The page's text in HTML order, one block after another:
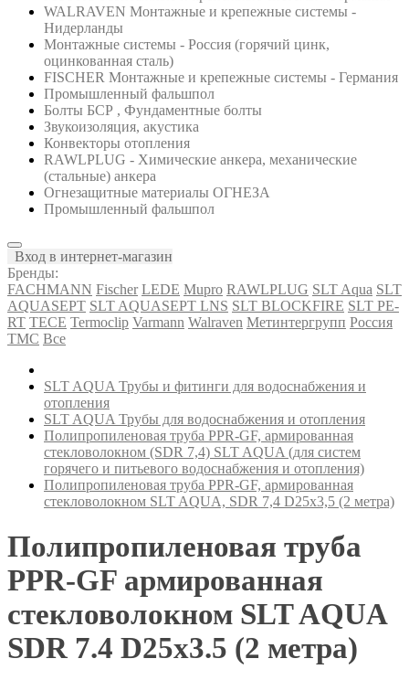
WALRAVEN Монтажные и крепежные системы -
Нидерланды
Монтажные системы - Россия (горячий цинк,
оцинкованная сталь)
FISCHER Монтажные и крепежные системы - Германия
Промышленный фальшпол
Болты БСР , Фундаментные болты
Звукоизоляция, акустика
Конвекторы отопления
RAWLPLUG - Химические анкера, механические
(стальные) анкера
Огнезащитные материалы ОГНЕЗА
Промышленный фальшпол
Вход в интернет-магазин
Бренды:
FACHMANN Fischer LEDE Mupro RAWLPLUG SLT Aqua SLT
AQUASEPT SLT AQUASEPT LNS SLT BLOCKFIRE SLT PE-
RT TECE Termoclip Varmann Walraven Метинтергрупп Россия
ТМС Все
SLT AQUA Трубы и фитинги для водоснабжения и
отопления
SLT AQUA Трубы для водоснабжения и отопления
Полипропиленовая труба PPR-GF, армированная
стекловолокном (SDR 7,4) SLT AQUA (для систем
горячего и питьевого водоснабжения и отопления)
Полипропиленовая труба PPR-GF, армированная
стекловолокном SLT AQUA, SDR 7,4 D25x3,5 (2 метра)
Полипропиленовая труба
PPR-GF армированная
стекловолокном SLT AQUA
SDR 7.4 D25x3.5 (2 метра)